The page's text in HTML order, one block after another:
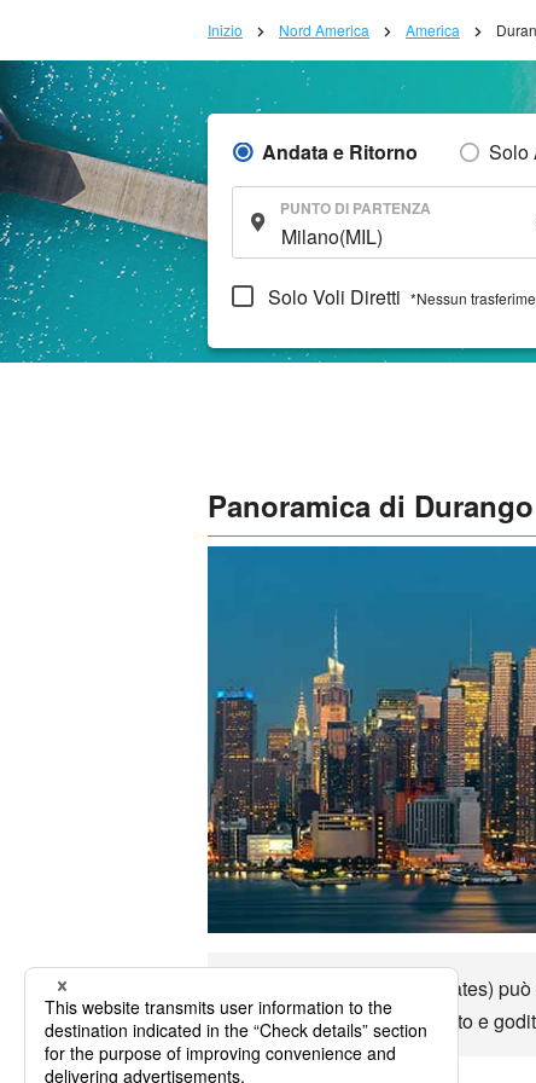
Inizio Nord America America
Andata e Ritorno Solo
PUNTO DI PARTENZA
Solo Voli Diretti *Nessun
Panoramica di
Fino a Durango (United States)
principali opzioni di trasporto e